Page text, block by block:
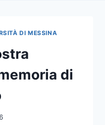
DI MESSINA
di